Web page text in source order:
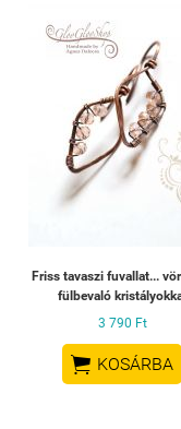
Friss tavaszi fuvallat...
fülbevaló
3 790 Ft
 KOSÁRBA